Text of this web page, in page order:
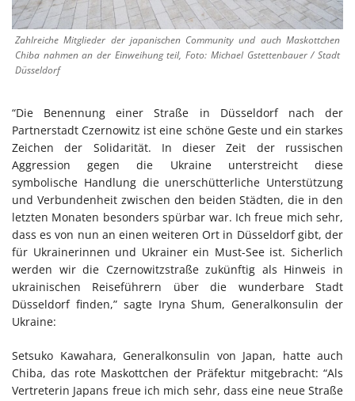
Zahlreiche Mitglieder der japanischen Community und auch Maskottchen
Chiba nahmen an der Einweihung teil, Foto: Michael Gstettenbauer / Stadt
Düsseldorf
“Die Benennung einer Straße in Düsseldorf nach der
Partnerstadt Czernowitz ist eine schöne Geste und ein starkes
Zeichen der Solidarität. In dieser Zeit der russischen
Aggression gegen die Ukraine unterstreicht diese
symbolische Handlung die unerschütterliche Unterstützung
und Verbundenheit zwischen den beiden Städten, die in den
letzten Monaten besonders spürbar war. Ich freue mich sehr,
dass es von nun an einen weiteren Ort in Düsseldorf gibt, der
für Ukrainerinnen und Ukrainer ein Must-See ist. Sicherlich
werden wir die Czernowitzstraße zukünftig als Hinweis in
ukrainischen Reiseführern über die wunderbare Stadt
Düsseldorf finden,” sagte Iryna Shum, Generalkonsulin der
Ukraine:
Setsuko Kawahara, Generalkonsulin von Japan, hatte auch
Chiba, das rote Maskottchen der Präfektur mitgebracht: “Als
Vertreterin Japans freue ich mich sehr, dass eine neue Straße